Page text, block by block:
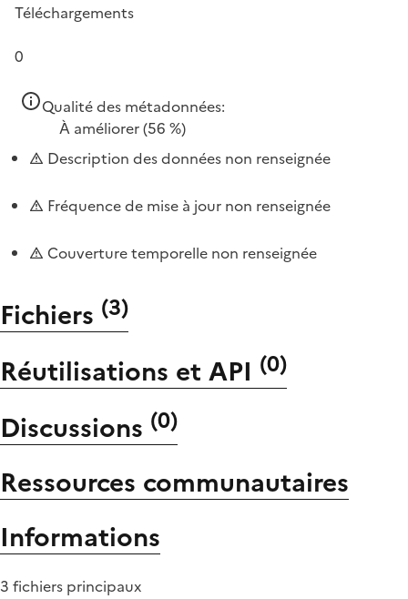
Téléchargements
0
Qualité des métadonnées:
À améliorer(56 %)
Description des données non renseignée
Fréquence de mise à jour non renseignée
Couverture temporelle non renseignée
Fichiers (3)
Réutilisations et API (0)
Discussions (0)
Ressources communautaires
Informations
3 fichiers principaux